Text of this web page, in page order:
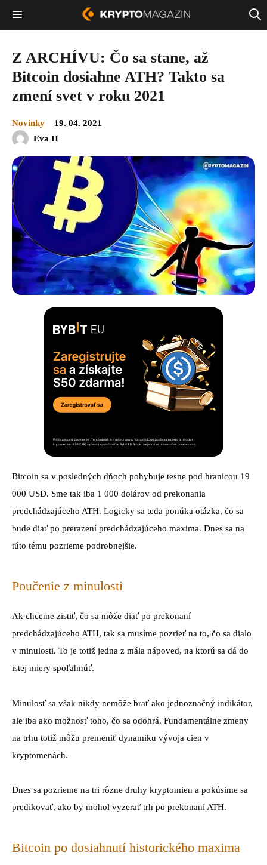
Z ARCHÍVU: Čo sa stane, až
Bitcoin dosiahne ATH? Takto sa
zmení svet v roku 2021
Novinky
19. 04. 2021
Eva H
Bitcoin sa v posledných dňoch pohybuje tesne pod hranicou 19
000 USD. Sme tak iba 1 000 dolárov od prekonania
predchádzajúceho ATH. Logicky sa teda ponúka otázka, čo sa
bude diať po prerazení predchádzajúceho maxima. Dnes sa na
túto tému pozrieme podrobnejšie.
Poučenie z minulosti
Ak chceme zistiť, čo sa môže diať po prekonaní
predchádzajúceho ATH, tak sa musíme pozrieť na to, čo sa dialo
v minulosti. To je totiž jedna z mála nápoved, na ktorú sa dá do
istej miery spoľahnúť.
Minulosť sa však nikdy nemôže brať ako jednoznačný indikátor,
ale iba ako možnosť toho, čo sa odohrá. Fundamentálne zmeny
na trhu totiž môžu premeniť dynamiku vývoja cien v
kryptomenách.
Dnes sa pozrieme na tri rôzne druhy kryptomien a pokúsime sa
predikovať, ako by mohol vyzerať trh po prekonaní ATH.
Bitcoin po dosiahnutí historického maxima